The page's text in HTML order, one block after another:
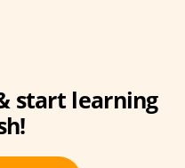
start learning